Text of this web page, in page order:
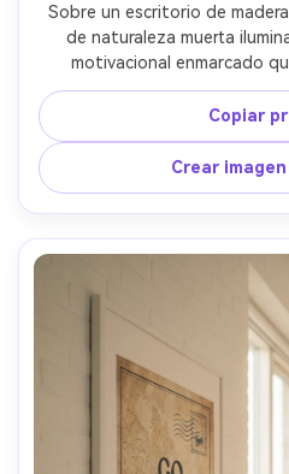
Sobre un escritorio de
de naturaleza muerta
motivacional enmarcado
matters" en letras serif
minimalista, sentado junto a
flores secas, resplandor
relleno, Sony A7IV, 90mm
ambiente acogedor y
bordes tipográficos
Copiar
Crear